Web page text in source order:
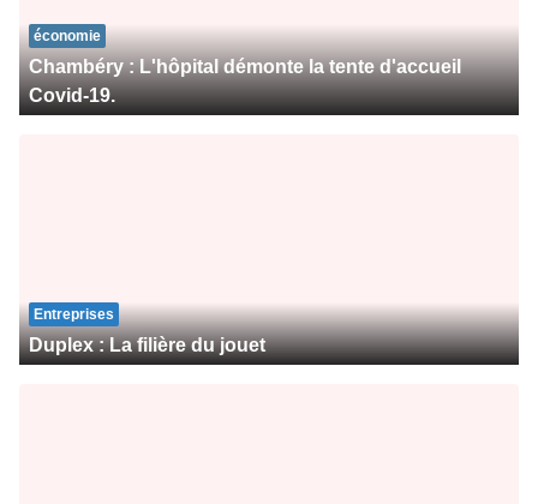
économie
Chambéry : L'hôpital démonte la tente d'accueil
Covid-19.
Entreprises
Duplex : La filière du jouet